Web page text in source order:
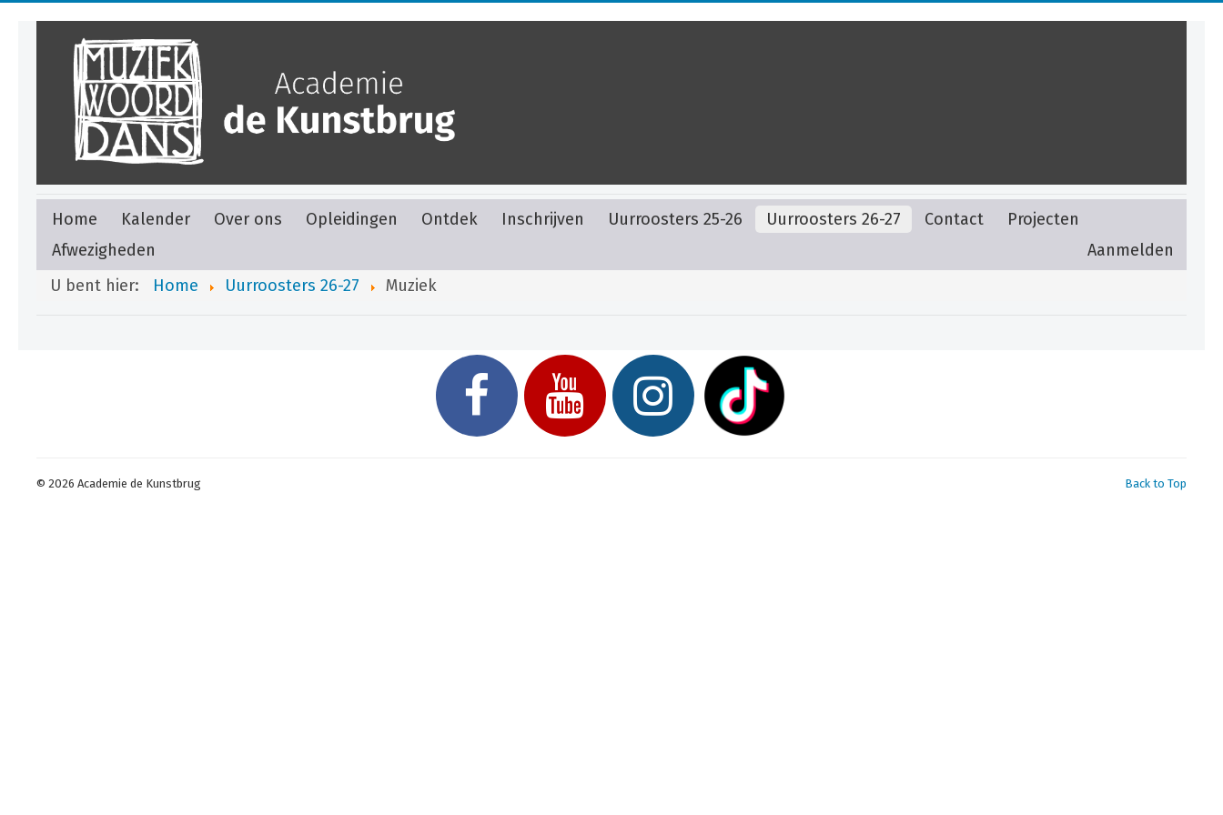
Home Kalender Over ons Opleidingen Ontdek Inschrijven Uurroosters 25-26 Uurroosters 26-27 Contact
Projecten
Aanmelden
Afwezigheden
U bent hier:
Home Uurroosters 26-27 Muziek
Back to Top
© 2026 Academie de Kunstbrug